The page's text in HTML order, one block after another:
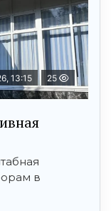
13:15 25
в